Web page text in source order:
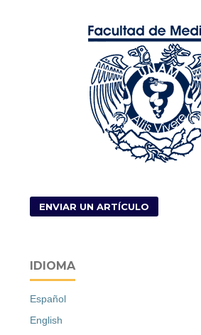
ENVIAR UN ARTÍCULO
IDIOMA
Español
English